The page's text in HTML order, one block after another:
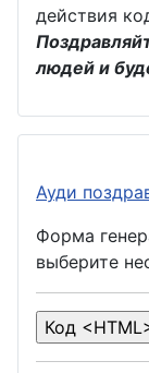
действия
людей и
Ауди
Форма
выберите